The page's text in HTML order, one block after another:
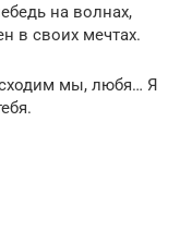
на волнах,
в своих мечтах.
мы, любя… Я